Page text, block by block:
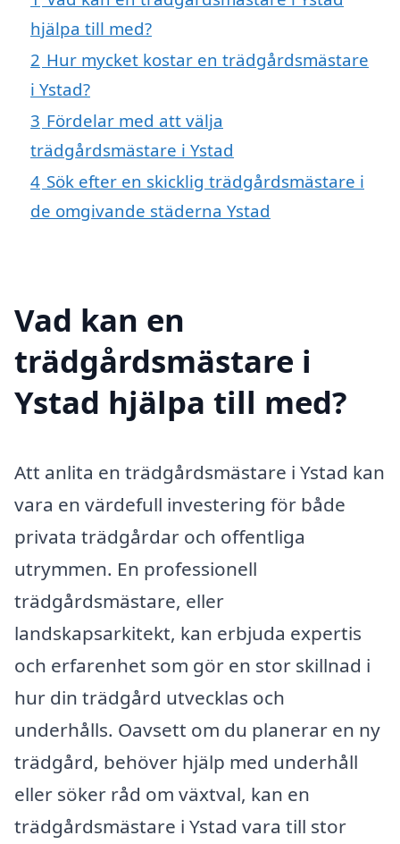
hjälpa till med?
2 Hur mycket kostar en trädgårdsmästare
i Ystad?
3 Fördelar med att välja
trädgårdsmästare i Ystad
4 Sök efter en skicklig trädgårdsmästare i
de omgivande städerna Ystad
Vad kan en
trädgårdsmästare i
Ystad hjälpa till med?
Att anlita en trädgårdsmästare i Ystad kan
vara en värdefull investering för både
privata trädgårdar och offentliga
utrymmen. En professionell
trädgårdsmästare, eller
landskapsarkitekt, kan erbjuda expertis
och erfarenhet som gör en stor skillnad i
hur din trädgård utvecklas och
underhålls. Oavsett om du planerar en ny
trädgård, behöver hjälp med underhåll
eller söker råd om växtval, kan en
trädgårdsmästare i Ystad vara till stor